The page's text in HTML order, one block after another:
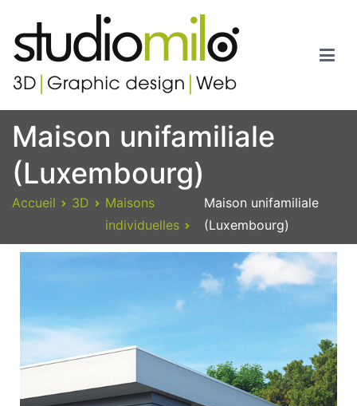
Studiomilo
Votre spécialiste en 3D, Images de synthèse, Graphic design et
Web
Maison unifamiliale
(Luxembourg)
Accueil 3D
Maisons
individuelles
Maison unifamiliale
(Luxembourg)